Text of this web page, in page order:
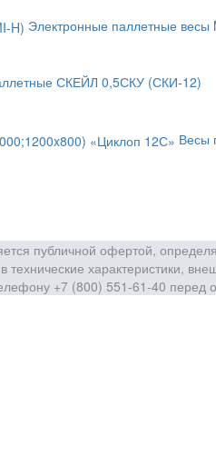
Электронные паллетные весы
СКЕЙЛ 0,5СКУ (СКИ-12)
Весы
публичной офертой,
характеристики,
+7 (800) 551-61-40 перед